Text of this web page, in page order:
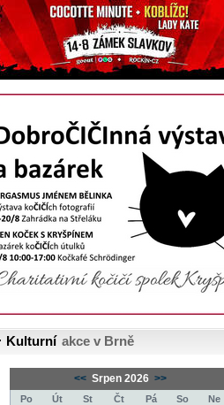
Kulturní akce v Brně
<< Srpen 2026 >>
Po Út St Čt Pá So
Ne